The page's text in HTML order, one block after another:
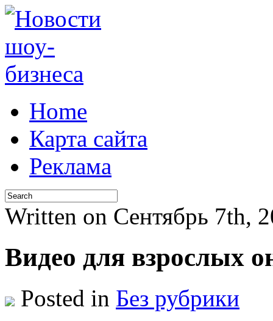
Home
Карта сайта
Реклама
Written on Сентябрь 7th,
Видео для взрослых
Posted in Без рубрики